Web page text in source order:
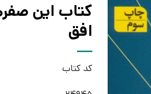
کتاب این
افق
کد کتاب